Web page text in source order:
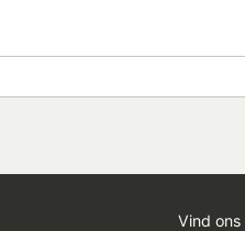
Vind ons